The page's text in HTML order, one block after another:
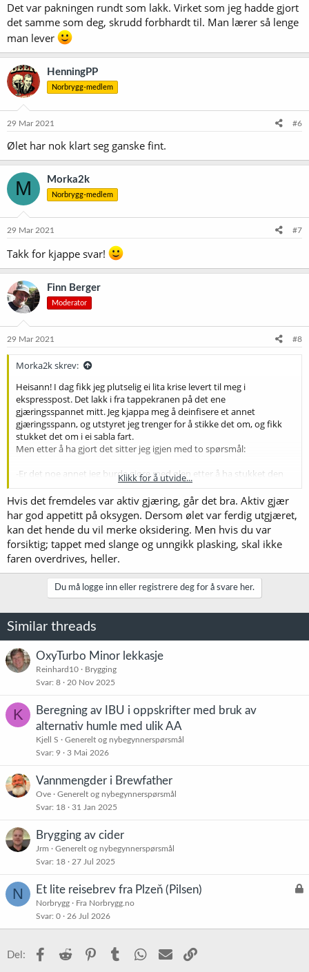
:
Det var pakningen rundt som lakk. Virket som jeg hadde gjort
det samme som deg, skrudd forbhardt til. Man lærer så lenge
man lever
HenningPP
Norbrygg-medlem
29 Mar 2021 #6
Ølet har nok klart seg ganske fint.
M Morka2k
Norbrygg-medlem
29 Mar 2021 #7
Takk for kjappe svar!
Finn Berger
Moderator
29 Mar 2021 #8
Morka2k skrev:
Heisann! I dag fikk jeg plutselig ei lita krise levert til meg i
ekspresspost. Det lakk i fra tappekranen på det ene
gjæringsspannet mitt. Jeg kjappa meg å deinfisere et annet
gjæringsspann, og utstyret jeg trenger for å stikke det om, og fikk
stukket det om i ei sabla fart.
Men etter å ha gjort det sitter jeg igjen med to spørsmål:
-Er det noe annet jeg burde gjøre med ølen etter å ha stukket den
-Har jeg ødelagt ølen?
Klikk for å utvide...
Hvis det fremdeles var aktiv gjæring, går det bra. Aktiv gjær
har god appetitt på oksygen. Dersom ølet var ferdig utgjæret,
kan det hende du vil merke oksidering. Men hvis du var
forsiktig; tappet med slange og unngikk plasking, skal ikke
faren overdrives, heller.
Du må logge inn eller registrere deg for å svare her.
Similar threads
OxyTurbo Minor lekkasje
Reinhard10
Brygging
Svar 8 20 Nov 2025
K
Beregning av IBU i oppskrifter med bruk av
alternativ humle med ulik AA
Kjell S
Generelt og nybegynnerspørsmål
Svar 9 3 Mai 2026
Vannmengder i Brewfather
Ove
Generelt og nybegynnerspørsmål
Svar 18 31 Jan 2025
Brygging av cider
Jrm
Generelt og nybegynnerspørsmål
Svar 18 27 Jul 2025
N
L
t
Et lite reisebrev fra Plzeň (Pilsen)
Norbrygg
Fra Norbrygg.no
Svar 0 26 Jul 2026
Del: Facebook
Reddit PinterestTumblr WhatsApp
E-post